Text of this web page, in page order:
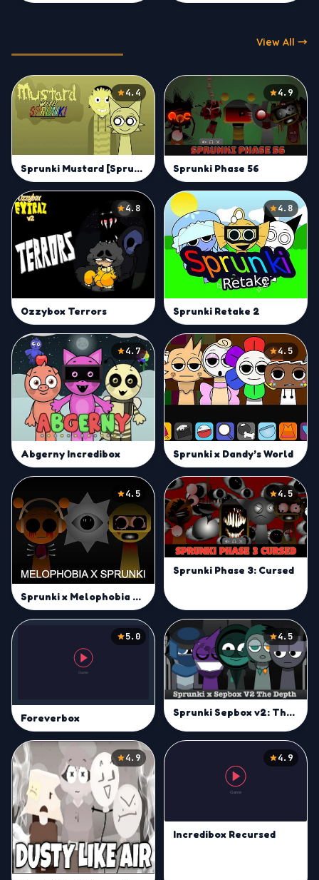
View All →
4.4
Sprunki Mustard [Sprunkstard] Mod
4.9
Sprunki Phase 56
4.8
Ozzybox Terrors
4.8
Sprunki Retake 2
4.7
Abgerny Incredibox
4.5
Sprunki x Dandy’s World
4.5
Sprunki x Melophobia Mod
4.5
Sprunki Phase 3: Cursed
5.0
Foreverbox
4.5
Sprunki Sepbox v2: The Depth
4.9 4.9
Incredibox Recursed